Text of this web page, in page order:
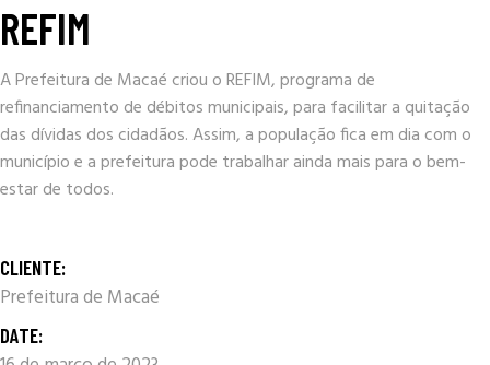
REFIM
A Prefeitura de Macaé criou o REFIM, programa de
refinanciamento de débitos municipais, para facilitar a quitação
das dívidas dos cidadãos. Assim, a população fica em dia com o
município e a prefeitura pode trabalhar ainda mais para o bem-
estar de todos.
CLIENTE:
Prefeitura de Macaé
DATE: